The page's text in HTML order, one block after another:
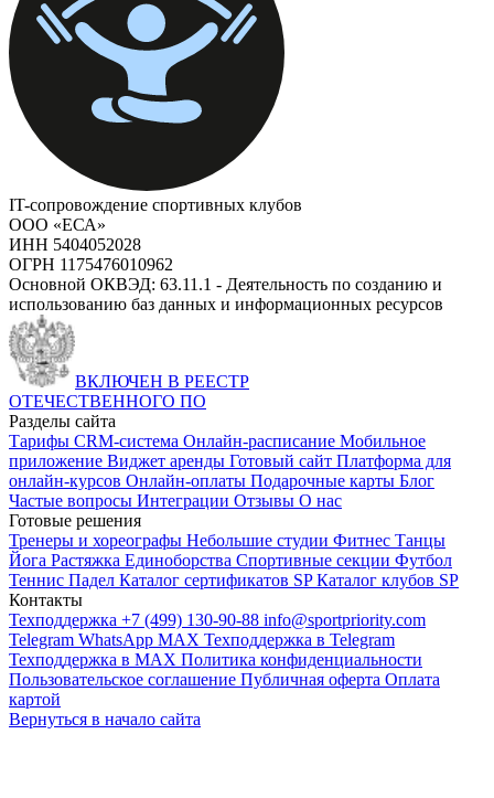
IT-сопровождение спортивных клубов
ООО «ЕСА»
ИНН 5404052028
ОГРН 1175476010962
Основной ОКВЭД: 63.11.1 - Деятельность по созданию и
использованию баз данных и информационных ресурсов
ВКЛЮЧЕН В РЕЕСТР
ОТЕЧЕСТВЕННОГО ПО
Разделы сайта
Тарифы CRM-система Онлайн-расписание Мобильное
приложение Виджет аренды Готовый сайт Платформа для
онлайн-курсов Онлайн-оплаты Подарочные карты Блог
Частые вопросы Интеграции Отзывы О нас
Готовые решения
Тренеры и хореографы Небольшие студии Фитнес Танцы
Йога Растяжка Единоборства Спортивные секции Футбол
Теннис Падел Каталог сертификатов SPКаталог клубов SP
Контакты
Техподдержка +7 (499) 130-90-88 info@sportpriority.com
Telegram WhatsApp MAX Техподдержка в Telegram
Техподдержка в MAX Политика конфиденциальности
Пользовательское соглашение Публичная оферта Оплата
картой
Вернуться в начало сайта